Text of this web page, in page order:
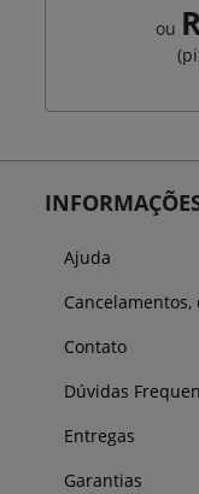
ou
Ajuda
Contato
Dúvidas
Entregas
Garantias